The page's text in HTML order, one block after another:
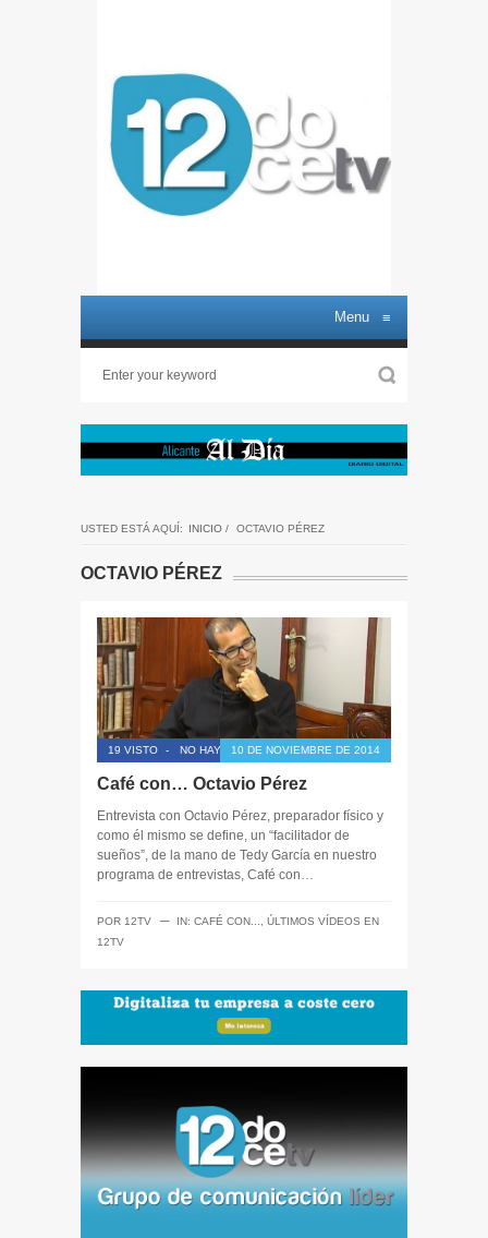
Menu ≡
USTED ESTÁ AQUÍ: INICIO / OCTAVIO PÉREZ
OCTAVIO PÉREZ
19 VISTO - NO HAY COMENTARIOS
10 DE NOVIEMBRE DE 2014
Café con… Octavio Pérez
Entrevista con Octavio Pérez, preparador físico y
como él mismo se define, un “facilitador de
sueños”, de la mano de Tedy García en nuestro
programa de entrevistas, Café con…
POR 12TV ─ IN: CAFÉ CON..., ÚLTIMOS VÍDEOS EN
12TV